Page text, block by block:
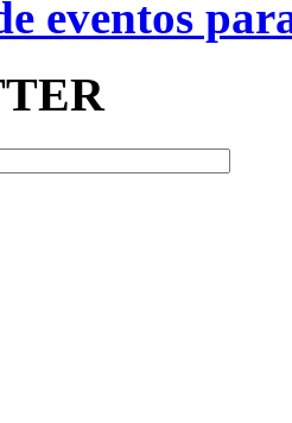
eventos